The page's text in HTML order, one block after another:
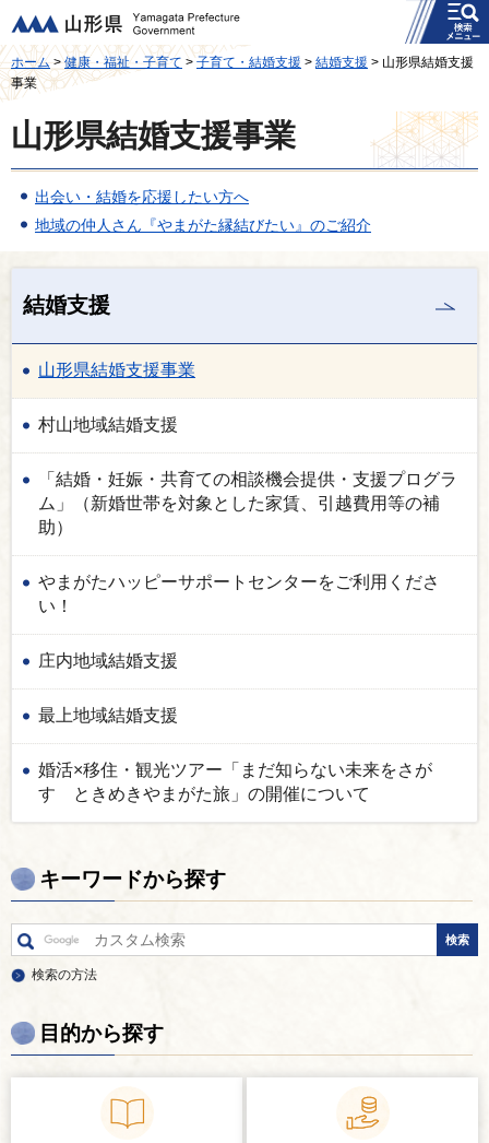
山形県
メニュー
ホーム>健康・福祉・子育て > 子育て・結婚支援 > 結婚支援 > 山形県結婚支援
事業
山形県結婚支援事業
出会い・結婚を応援したい方へ
地域の仲人さん『やまがた縁結びたい』のご紹介
結婚支援
山形県結婚支援事業
村山地域結婚支援
「結婚・妊娠・共育ての相談機会提供・支援プログラ
ム」（新婚世帯を対象とした家賃、引越費用等の補
助）
やまがたハッピーサポートセンターをご利用くださ
い！
庄内地域結婚支援
最上地域結婚支援
婚活×移住・観光ツアー「まだ知らない未来をさが
す ときめきやまがた旅」の開催について
キーワードから探す
検索の方法
目的から探す